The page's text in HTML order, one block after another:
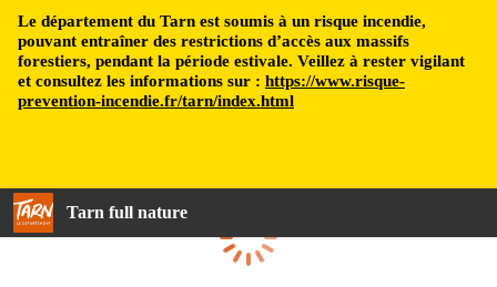
Le département du Tarn est soumis à un risque incendie,
pouvant entraîner des restrictions d’accès aux massifs
forestiers, pendant la période estivale. Veillez à rester vigilant
et consultez les informations sur : https://www.risque-
prevention-incendie.fr/tarn/index.html
Tarn full nature
Loading